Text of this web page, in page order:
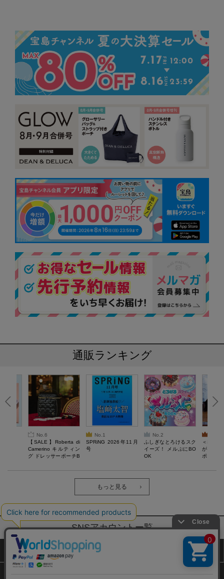
通販ランキング
No.6
【SALE】Roberta di
Camerino キルティン
グ ドレッサーポーチB
No.1
SPRiNG 2026年11月
号
No.2
ふしぎなとろけるスク
イーズ！ メルぷにBO
OK
＜SALE
がある
ポーチ
もっと見る
SNSアカウントー覧
サイトマップ